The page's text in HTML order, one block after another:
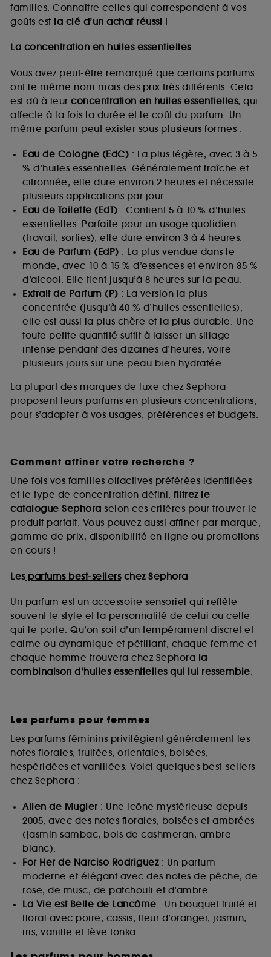
familles. Connaître celles qui correspondent à vos
goûts est la clé d’un achat réussi !
La concentration en huiles essentielles
Vous avez peut-être remarqué que certains parfums
ont le même nom mais des prix très différents. Cela
est dû à leur concentration en huiles essentielles, qui
affecte à la fois la durée et le coût du parfum. Un
même parfum peut exister sous plusieurs formes :
Eau de Cologne (EdC) : La plus légère, avec 3 à 5
% d’huiles essentielles. Généralement fraîche et
citronnée, elle dure environ 2 heures et nécessite
plusieurs applications par jour.
Eau de Toilette (EdT) : Contient 5 à 10 % d’huiles
essentielles. Parfaite pour un usage quotidien
(travail, sorties), elle dure environ 3 à 4 heures.
Eau de Parfum (EdP) : La plus vendue dans le
monde, avec 10 à 15 % d’essences et environ 85 %
d’alcool. Elle tient jusqu’à 8 heures sur la peau.
Extrait de Parfum (P) : La version la plus
concentrée (jusqu’à 40 % d’huiles essentielles),
elle est aussi la plus chère et la plus durable. Une
toute petite quantité suffit à laisser un sillage
intense pendant des dizaines d’heures, voire
plusieurs jours sur une peau bien hydratée.
La plupart des marques de luxe chez Sephora
proposent leurs parfums en plusieurs concentrations,
pour s’adapter à vos usages, préférences et budgets.
Comment affiner votre recherche ?
Une fois vos familles olfactives préférées identifiées
et le type de concentration défini, filtrez le
catalogue Sephora selon ces critères pour trouver le
produit parfait. Vous pouvez aussi affiner par marque,
gamme de prix, disponibilité en ligne ou promotions
en cours !
Lesparfums best-sellerschez Sephora
Un parfum est un accessoire sensoriel qui reflète
souvent le style et la personnalité de celui ou celle
qui le porte. Qu’on soit d’un tempérament discret et
calme ou dynamique et pétillant, chaque femme et
chaque homme trouvera chez Sephora la
combinaison d’huiles essentielles qui lui ressemble.
Les parfums pour femmes
Les parfums féminins privilégient généralement les
notes florales, fruitées, orientales, boisées,
hespéridées et vanillées. Voici quelques best-sellers
chez Sephora :
Alien de Mugler: Une icône mystérieuse depuis
2005, avec des notes florales, boisées et ambrées
(jasmin sambac, bois de cashmeran, ambre
blanc).
For Her de Narciso Rodriguez: Un parfum
moderne et élégant avec des notes de pêche, de
rose, de musc, de patchouli et d’ambre.
La Vie est Belle de Lancôme : Un bouquet fruité et
floral avec poire, cassis, fleur d’oranger, jasmin,
iris, vanille et fève tonka.